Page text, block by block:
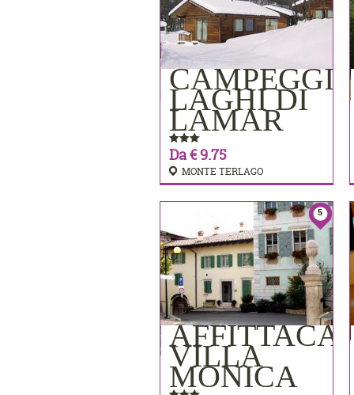
LAGHI DI
LAMAR
Da € 9.75
MONTE TERLAGO
PRENOTA
5
VILLA
MONICA
PRENOTA